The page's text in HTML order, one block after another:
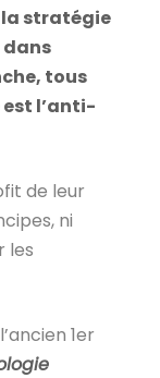
la stratégie
dans
tous
l’anti-
de leur
ni
les
1er